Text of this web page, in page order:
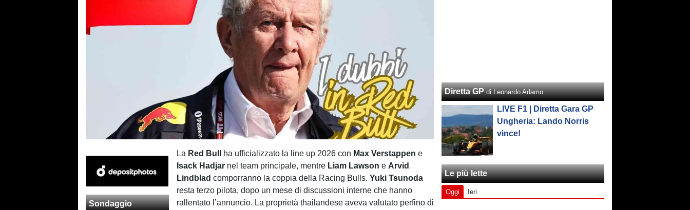
Sondaggio
La Red Bull ha ufficializzato la line up 2026 con Max Verstappen e
Isack Hadjar nel team principale, mentre Liam Lawson e Arvid
Lindblad comporranno la coppia della Racing Bulls.Yuki Tsunoda
resta terzo pilota, dopo un mese di discussioni interne che hanno
rallentato l’annuncio. La proprietà thailandese aveva valutato perfino di
Diretta GP di Leonardo Adamo
LIVE F1 | Diretta Gara GP
Ungheria: Lando Norris
vince!
Le più lette
Oggi Ieri